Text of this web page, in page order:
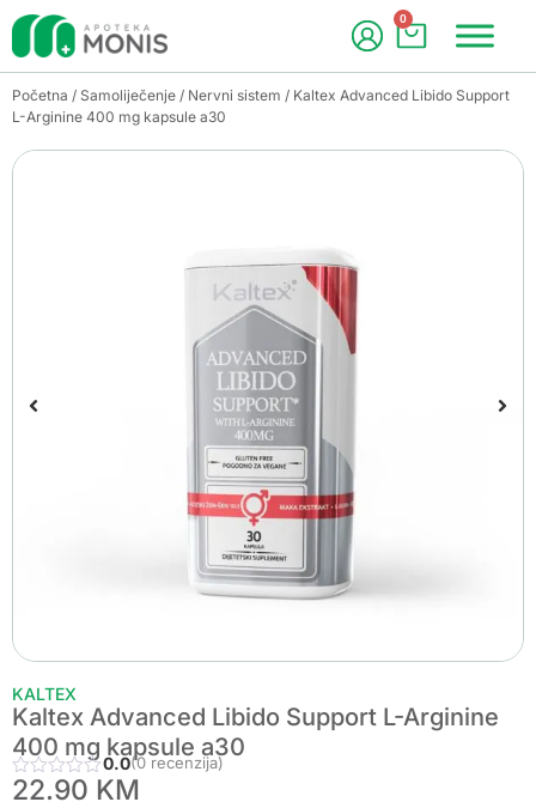
0
Početna / Samoliječenje / Nervni sistem / Kaltex Advanced Libido Support
L-Arginine 400 mg kapsule a30
KALTEX
Kaltex Advanced Libido Support L-Arginine
400 mg kapsule a30
0.0(0 recenzija)
22.90 KM